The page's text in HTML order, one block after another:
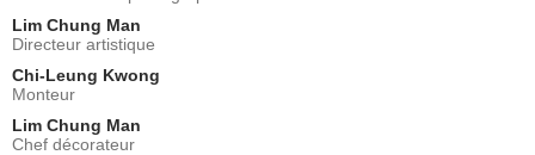
Lim Chung Man
Directeur artistique
Chi-Leung Kwong
Monteur
Lim Chung Man
Chef décorateur